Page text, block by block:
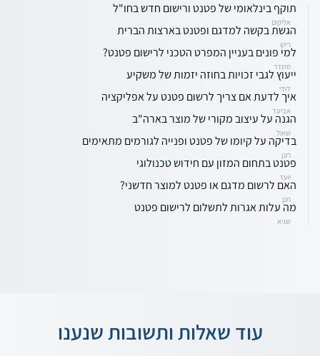
תוקף בינלאומי של פטנט ורישום חדש בחו"ל
אליקים
הגשת בקשה למדגם ופטנט בארצות הברית
ריקו
למי פונים בעניין המפרט הטכני לרישום פטנט?
סמדר
ייעוץ לגבי זכויות בחוזה יזמות של משקיע
דודי
איך לדעת אם צריך לרשום פטנט על אפליקציה
אביעד
הגנה על עיצוב מקורי של מוצר בארה"ב
שאול
בדיקה על קיומו של פטנט ופנייה לגורמים מתאימים
רונן
פטנט בתחום המזון עם חידוש טכנולוגי
יועד
האם לרשום מדגם או פטנט למוצר חדשני?
חנן
מה עלות אגרות לתשלום לרישום פטנט
שגיא
עוד שאלות ותשובות שנענו